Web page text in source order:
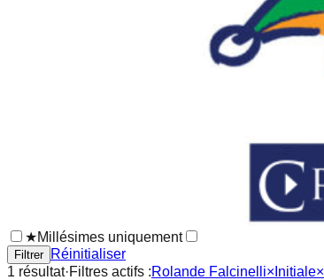
★Millésimes uniquement
Filtrer
Réinitialiser
1 résultat·Filtres actifs :Rolande Falcinelli× Initiale×